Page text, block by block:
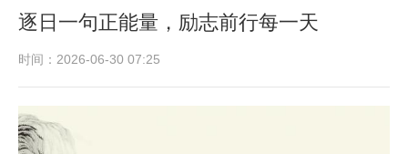
逐日一句正能量，励志前行每一天
时间：2026-06-30 07:25